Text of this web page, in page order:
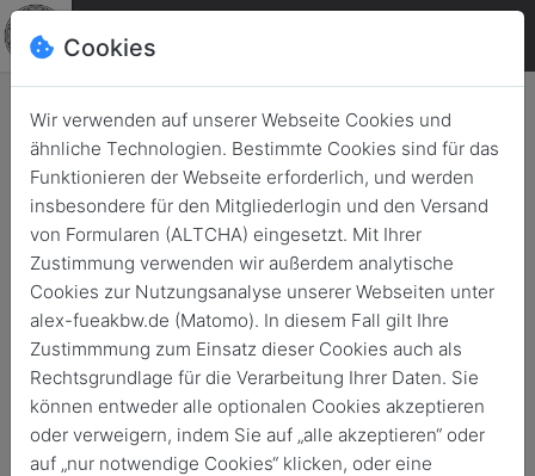
Das Schwarze Meer:
Schauplatz des
asymmetrischen Seekriegs
Zurück 27. Juni 2024
Cookies
Wir verwenden auf unserer Webseite Cookies und
ähnliche Technologien. Bestimmte Cookies sind für das
Funktionieren der Webseite erforderlich, und werden
insbesondere für den Mitgliederlogin und den Versand
von Formularen (ALTCHA) eingesetzt. Mit Ihrer
Zustimmung verwenden wir außerdem analytische
Cookies zur Nutzungsanalyse unserer Webseiten unter
alex-fueakbw.de (Matomo). In diesem Fall gilt Ihre
Zustimmmung zum Einsatz dieser Cookies auch als
Rechtsgrundlage für die Verarbeitung Ihrer Daten. Sie
können entweder alle optionalen Cookies akzeptieren
oder verweigern, indem Sie auf „alle akzeptieren“ oder
auf „nur notwendige Cookies“ klicken, oder eine